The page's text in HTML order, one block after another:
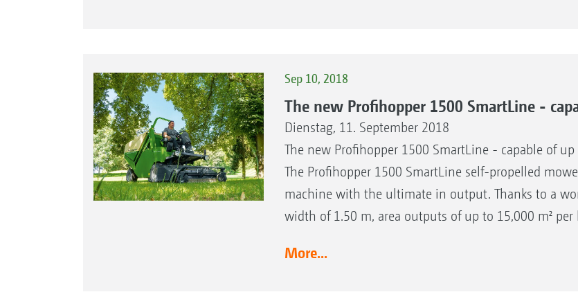
Sep 10, 2018
The new Profihopper 1500 SmartLine -
Dienstag, 11. September 2018
The new Profihopper 1500 SmartLine - capable of
The Profihopper 1500 SmartLine self-propelled
machine with the ultimate in output. Thanks to a
width of 1.50 m, area outputs of up to 15,000 m² per
More...